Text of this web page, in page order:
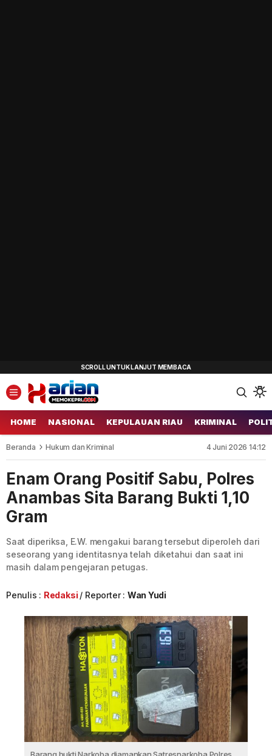
HOME NASIONAL KEPULAUAN RIAU KRIMINAL
Beranda Hukum dan Kriminal 4 Juni 2026 14:12
Enam Orang Positif Sabu, Polres
Anambas Sita Barang Bukti 1,10
Gram
Saat diperiksa, E.W. mengakui barang tersebut diperoleh dari
seseorang yang identitasnya telah diketahui dan saat ini
masih dalam pengejaran petugas.
Penulis : Redaksi Reporter : Wan Yudi